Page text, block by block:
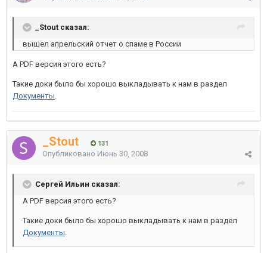
_Stout сказал:
вышел апрельский отчет о спаме в России
А PDF версия этого есть?
Такие доки было бы хорошо выкладывать к нам в раздел
Документы.
_Stout 131
Опубликовано Июнь 30, 2008
Сергей Ильин сказал:
А PDF версия этого есть?
Такие доки было бы хорошо выкладывать к нам в раздел
Документы.